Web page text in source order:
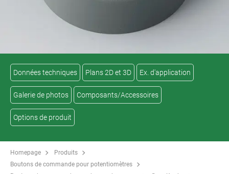
Données techniques Plans 2D et 3D Ex. d'application
Galerie de photos Composants/Accessoires
Options de produit
Homepage
Produits
Boutons de commande pour potentiomètres